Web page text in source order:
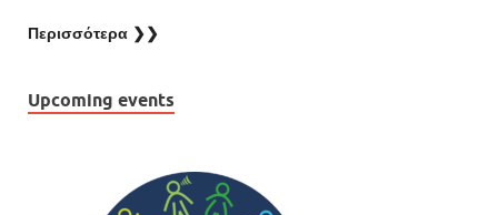
Περισσότερα ❯❯
Upcoming events